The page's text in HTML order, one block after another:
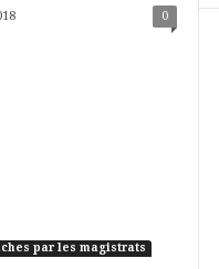
0
par les magistrats